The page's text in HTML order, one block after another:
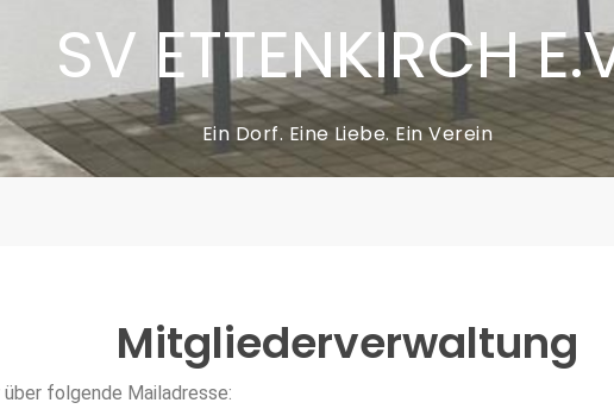
SV ETTENKIRCH
Ein Dorf. Eine Liebe. Ein Verein
Mitgliederverwaltung
folgende Mailadresse: